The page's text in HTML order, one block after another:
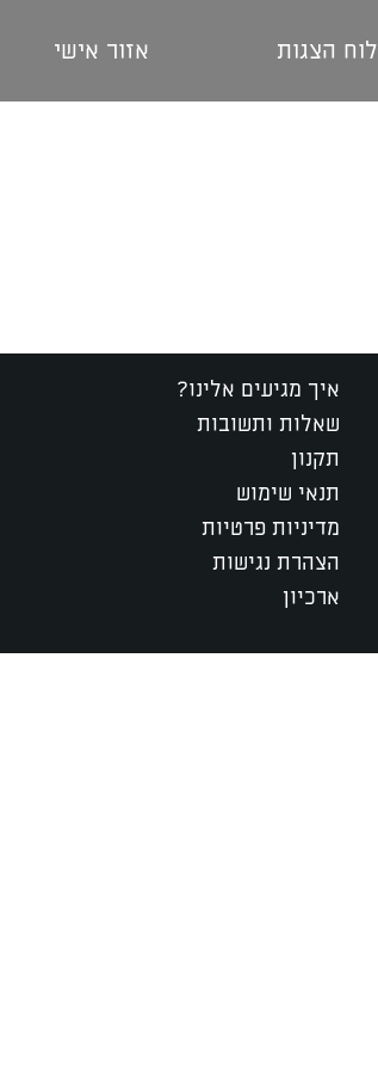
לוח הצגות אזור אישי
איך מגיעים אלינו?
שאלות ותשובות
תקנון
תנאי שימוש
מדיניות פרטיות
הצהרת נגישות
ארכיון